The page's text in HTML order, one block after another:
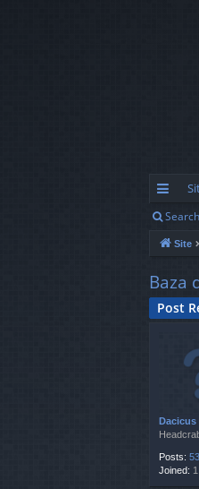
ui
ck
lin
ks
Search
Site
Baza
Post
Dacicus
Posts: 53
Joined: